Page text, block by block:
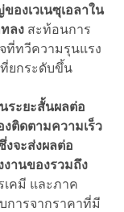
องเวเนซุเอลาใน
ลง สะท้อนการ
ที่ทวีความรุนแรง
ยกระดับขึ้น
ระยะสั้นผลต่อ
ติดตามความเร็ว
งจะส่งผลต่อ
านของรวมถึง
เคมี และภาค
การจากราคาที่มี